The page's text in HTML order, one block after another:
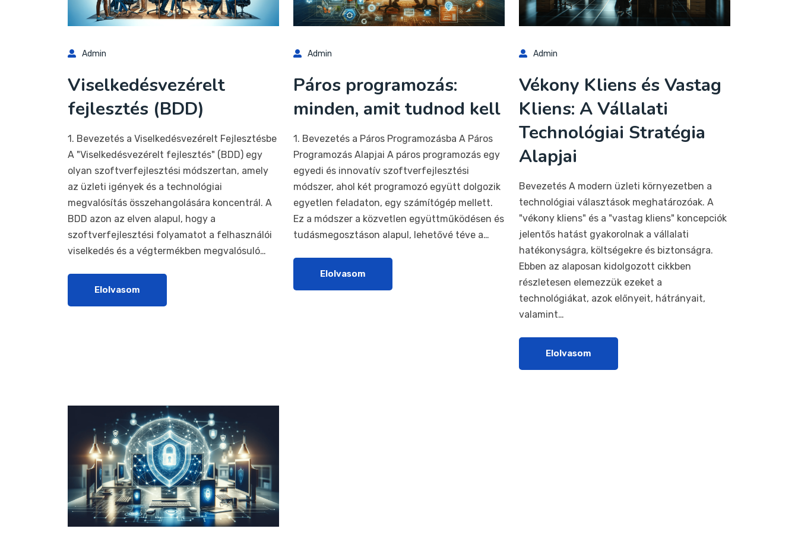
Admin
Viselkedésvezérelt
fejlesztés (BDD)
1. Bevezetés a Viselkedésvezérelt Fejlesztésbe
A "Viselkedésvezérelt fejlesztés" (BDD) egy
olyan szoftverfejlesztési módszertan, amely
az üzleti igények és a technológiai
megvalósítás összehangolására koncentrál. A
BDD azon az elven alapul, hogy a
szoftverfejlesztési folyamatot a felhasználói
viselkedés és a végtermékben megvalósuló…
Elolvasom
Admin
Páros programozás:
minden, amit tudnod kell
1. Bevezetés a Páros Programozásba A Páros
Programozás Alapjai A páros programozás egy
egyedi és innovatív szoftverfejlesztési
módszer, ahol két programozó együtt dolgozik
egyetlen feladaton, egy számítógép mellett.
Ez a módszer a közvetlen együttműködésen és
tudásmegosztáson alapul, lehetővé téve a…
Elolvasom
Admin
Vékony Kliens és Vastag
Kliens: A Vállalati
Technológiai Stratégia
Alapjai
Bevezetés A modern üzleti környezetben a
technológiai választások meghatározóak. A
"vékony kliens" és a "vastag kliens" koncepciók
jelentős hatást gyakorolnak a vállalati
hatékonyságra, költségekre és biztonságra.
Ebben az alaposan kidolgozott cikkben
részletesen elemezzük ezeket a
technológiákat, azok előnyeit, hátrányait,
valamint…
Elolvasom